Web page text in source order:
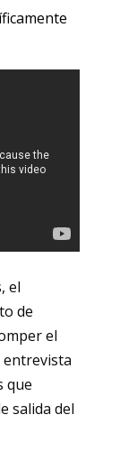
el
de
el
entrevista
que
salida del